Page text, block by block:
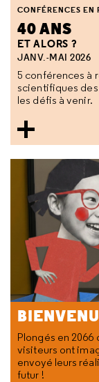
40 ANS
ET ALORS ?
CONFÉRENCES EN
JANV.-MAI 2026
5 conférences à
scientifiques
les défis à venir.
Plongés en 2066
visiteurs ont
envoyé leurs
futur !